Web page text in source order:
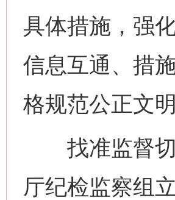
具体措施，强
信息互通、措
格规范公正文
找准监督切
厅纪检监察组